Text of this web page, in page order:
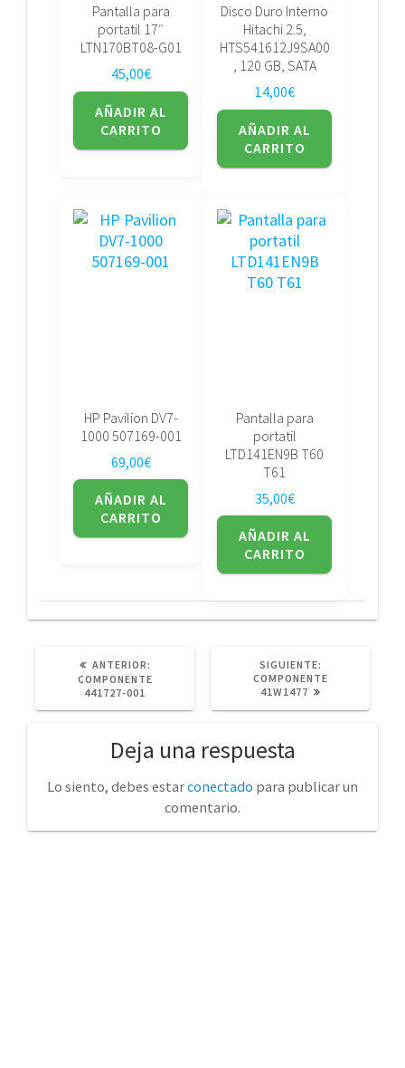
Pantalla para
portatil 17″
LTN170BT08-G01
45,00€
AÑADIR AL
CARRITO
Disco Duro Interno
Hitachi 2.5,
HTS541612J9SA00
, 120 GB, SATA
14,00€
AÑADIR AL
CARRITO
HP Pavilion DV7-
1000 507169-001
69,00€
AÑADIR AL
CARRITO
Pantalla para
portatil
LTD141EN9B T60
T61
35,00€
AÑADIR AL
CARRITO
ANTERIOR:
ANTERIOR:
COMPONENTE
441727-001
SIGUIENTE:
POST:
COMPONENTE
41W1477
Deja una respuesta
Lo siento, debes estarconectado para publicar un
comentario.